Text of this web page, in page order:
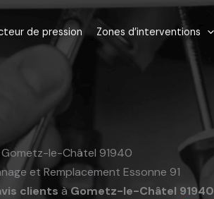
de pression Zones d’interventions
Gometz-le-Châtel 91940
et Remplacement Essonne 91
clients àGometz-le-Châtel 91940